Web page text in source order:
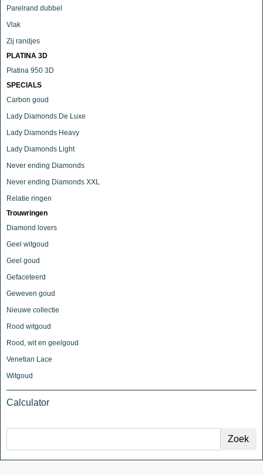
Parelrand dubbel
Vlak
Zij randjes
PLATINA 3D
Platina 950 3D
SPECIALS
Carbon goud
Lady Diamonds De Luxe
Lady Diamonds Heavy
Lady Diamonds Light
Never ending Diamonds
Never ending Diamonds XXL
Relatie ringen
Trouwringen
Diamond lovers
Geel witgoud
Geel goud
Gefaceteerd
Geweven goud
Nieuwe collectie
Rood witgoud
Rood, wit en geelgoud
Venetian Lace
Witgoud
Calculator